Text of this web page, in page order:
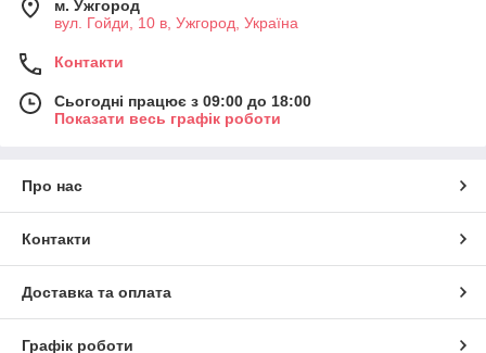
м. Ужгород
вул. Гойди, 10 в, Ужгород, Україна
Контакти
Сьогодні працює з 09:00 до 18:00
Показати весь графік роботи
Про нас
Контакти
Доставка та оплата
Графік роботи